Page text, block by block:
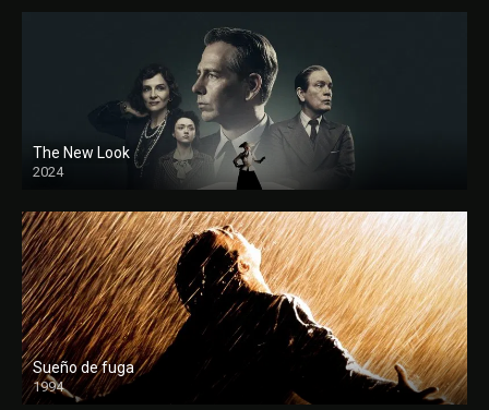
The New Look
2024
Sueño de fuga
1994
FULL HD